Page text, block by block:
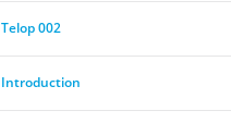
Telop 002
Introduction